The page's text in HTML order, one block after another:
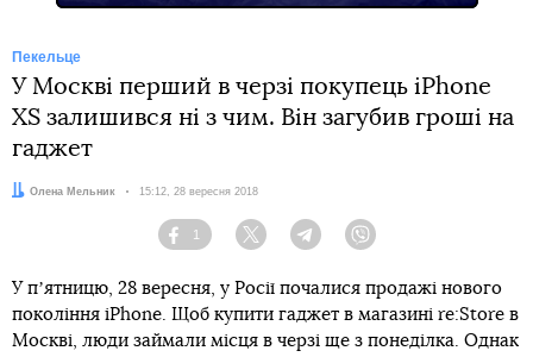
Пекельце
У Москві перший в черзі покупець iPhone
XS залишився ні з чим. Він загубив гроші на
гаджет
Автор:
Олена Мельник Дата:
15:12, 28 вересня 2018
Facebook
1
Twitter TelegramViber
У пʼятницю, 28 вересня, у Росії почалися продажі нового
покоління iPhone. Щоб купити гаджет в магазині re:Store в
Москві, люди займали місця в черзі ще з понеділка. Однак